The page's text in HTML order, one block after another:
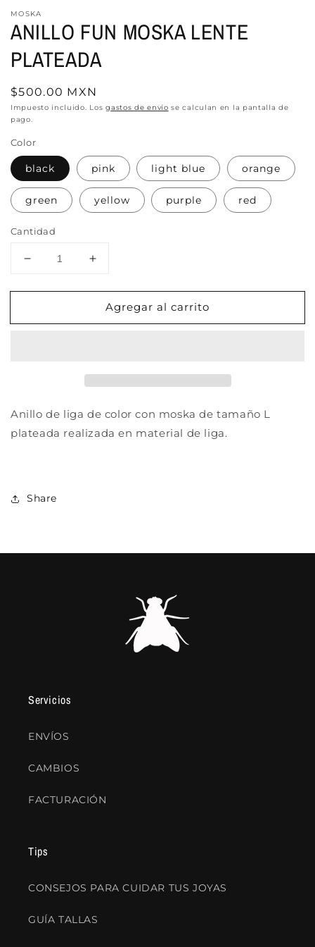
MOSKA
ANILLO FUN MOSKA LENTE
PLATEADA
Precio
habitual
$500.00 MXN
Impuesto incluido. Losgastos de envío se calculan en la pantalla de
pago.
Color
black pink light blue orange
green yellow purple red
Cantidad
Reducir
para
FUN
Aumentar
para
ANILLO
FUN
Agregar al carrito
Anillo de liga de color con moska de tamaño L
plateada realizada en material de liga.
Share
Servicios
ENVÍOS
CAMBIOS
FACTURACIÓN
Tips
CONSEJOS PARA CUIDAR TUS JOYAS
GUÍA TALLAS